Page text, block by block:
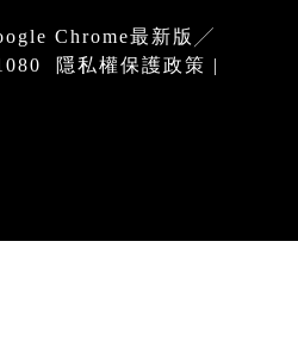
Chrome最新版╱
隱私權保護政策 |